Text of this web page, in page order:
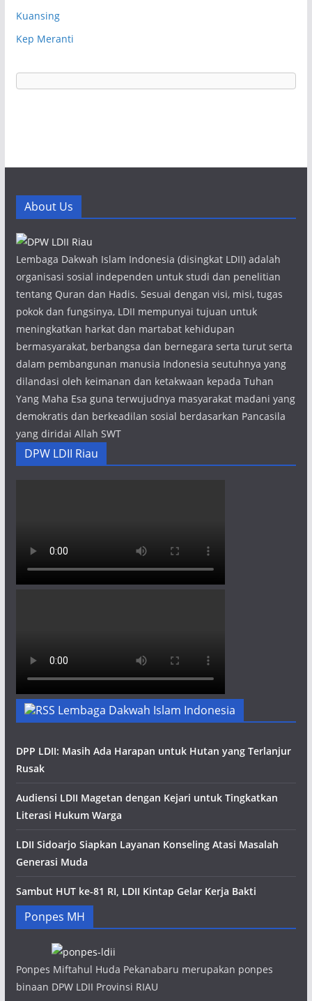
Kuansing
Kep Meranti
About Us
Lembaga Dakwah Islam Indonesia (disingkat LDII) adalah
organisasi sosial independen untuk studi dan penelitian
tentang Quran dan Hadis. Sesuai dengan visi, misi, tugas
pokok dan fungsinya, LDII mempunyai tujuan untuk
meningkatkan harkat dan martabat kehidupan
bermasyarakat, berbangsa dan bernegara serta turut serta
dalam pembangunan manusia Indonesia seutuhnya yang
dilandasi oleh keimanan dan ketakwaan kepada Tuhan
Yang Maha Esa guna terwujudnya masyarakat madani yang
demokratis dan berkeadilan sosial berdasarkan Pancasila
yang diridai Allah SWT
DPW LDII Riau
Lembaga Dakwah Islam Indonesia
DPP LDII: Masih Ada Harapan untuk Hutan yang Terlanjur
Rusak
Audiensi LDII Magetan dengan Kejari untuk Tingkatkan
Literasi Hukum Warga
LDII Sidoarjo Siapkan Layanan Konseling Atasi Masalah
Generasi Muda
Sambut HUT ke-81 RI, LDII Kintap Gelar Kerja Bakti
Ponpes MH
Ponpes Miftahul Huda Pekanabaru merupakan ponpes
binaan DPW LDII Provinsi RIAU